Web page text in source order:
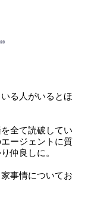
る人がいるとほ
全て読破してい
ージェントに質
仲良しに。
事情についてお